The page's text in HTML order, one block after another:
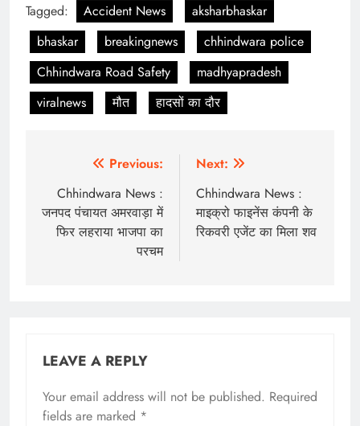
Tagged: Accident News
aksharbhaskar
bhaskar
breakingnews
chhindwara police
Chhindwara Road Safety
madhyapradesh
viralnews
मौत हादसों का दौर
navigation
Previous:
Chhindwara News :
जनपद पंचायत अमरवाड़ा में
फिर लहराया भाजपा का
परचम
Next:
Chhindwara News :
माइक्रो फाइनेंस कंपनी के
रिकवरी एजेंट का मिला शव
LEAVE A REPLY
Your email address will not be published. Required
fields are marked *